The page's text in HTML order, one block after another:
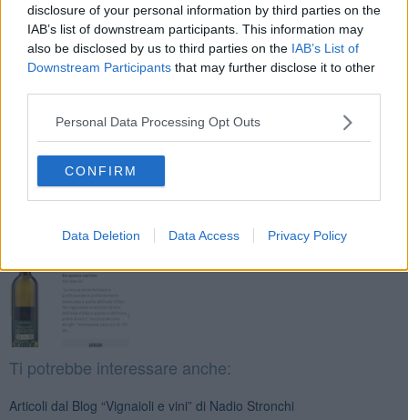
disclosure of your personal information by third parties on the
IAB’s list of downstream participants. This information may
also be disclosed by us to third parties on the IAB’s List of
Downstream Participants that may further disclose it to other
Personal Data Processing Opt Outs
CONFIRM
Data Deletion Data Access Privacy Policy
Nadio Stronchi
Se vuoi leggere le notizie principali della Toscana iscriviti alla
Newsletter QUInews - ToscanaMedia.Arriva gratis tutti i giorni
alle 20:00 direttamente nella tua casella di posta.
Basta cliccareQUI
Fotogallery
Ti potrebbe interessare anche:
Articoli dal Blog “Vignaioli e vini” di Nadio Stronchi